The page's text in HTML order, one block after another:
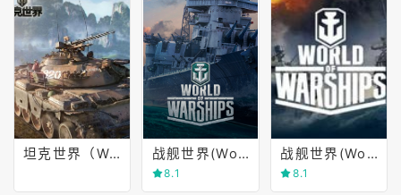
坦克世界（World of Tanks） 战舰世界(World of Warships)
8.1
战舰世界(World of Warships)
8.1